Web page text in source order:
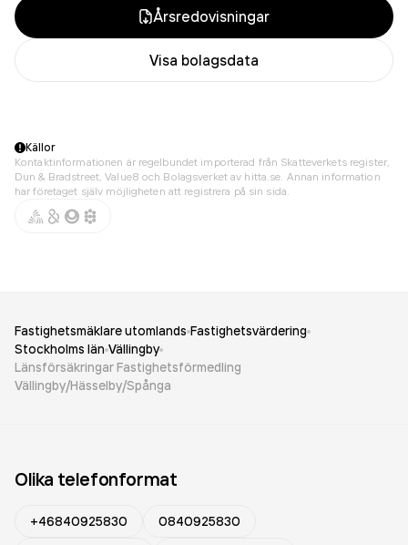
Årsredovisningar
Visa bolagsdata
Källor
Kontaktinformationen är regelbundet importerad från Skatteverkets register,
Dun & Bradstreet, Value8 och Bolagsverket av hitta.se. Annan information
har företaget själv möjligheten att registrera på sin sida.
Fastighetsmäklare utomlands Fastighetsvärdering
Stockholms län Vällingby
Länsförsäkringar Fastighetsförmedling
Vällingby/Hässelby/Spånga
Olika telefonformat
+46840925830
0840925830